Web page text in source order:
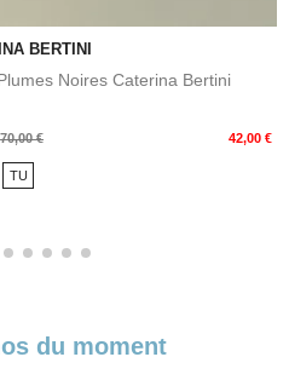
BERTINI
Noires Caterina Bertini
70,00 € 42,00 €
TU
du moment